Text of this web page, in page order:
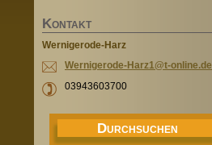
KONTAKT
Wernigerode-Harz
Wernigerode-Harz1@t-online.de
03943603700
DURCHSUCHEN